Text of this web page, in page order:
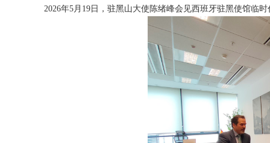
2026年5月19日，驻黑山大使陈绪峰会见西班牙驻黑使馆临